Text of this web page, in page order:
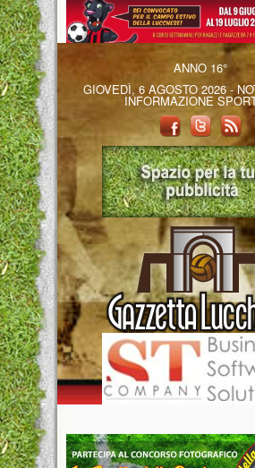
ANNO 16°
GIOVEDÌ, 6 AGOSTO 2026 -
INFORMAZIONE